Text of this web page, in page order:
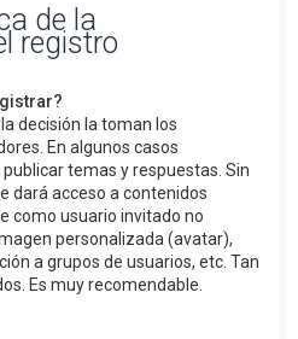
de la
registro
decisión la toman los
En algunos casos
temas y respuestas. Sin
dará acceso a contenidos
como usuario invitado no
personalizada (avatar),
a grupos de usuarios, etc. Tan
Es muy recomendable.